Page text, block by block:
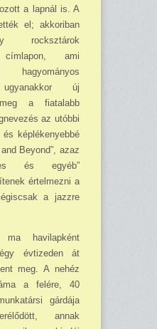
a lapnál is. A
el; akkoriban
rocksztárok
ami
ugyanakkor új
a fiatalabb
az utóbbi
képlékenyebbé
Beyond”, azaz
és egyéb”
értelmezni a
a jazzre
havilapként
évtizeden át
meg. A nehéz
a felére, 40
gárdája
annak